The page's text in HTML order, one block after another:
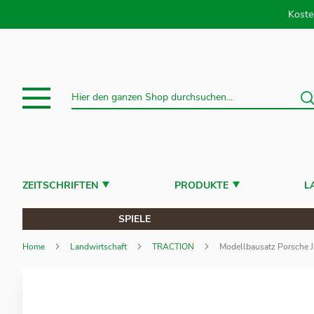
Suche
ZEITSCHRIFTEN PRODUKTE
SPIELE
Home Landwirtschaft TRACTION Modellbausatz Porsche